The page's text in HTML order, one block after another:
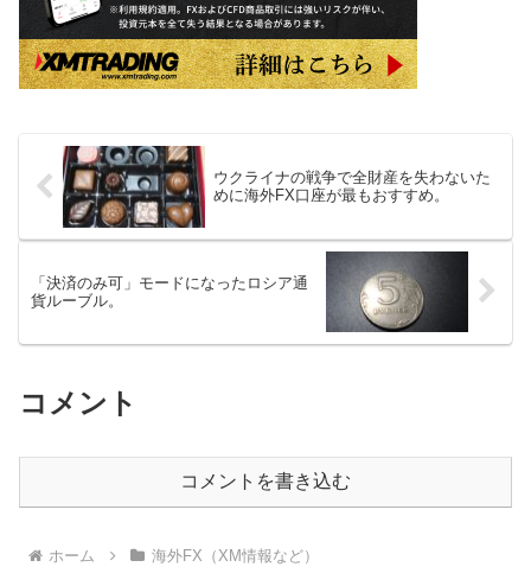
ウクライナの戦争で全財産を失わないた
めに海外FX口座が最もおすすめ。
「決済のみ可」モードになったロシア通
貨ルーブル。
コメント
コメントを書き込む
ホーム 海外FX（XM情報など）